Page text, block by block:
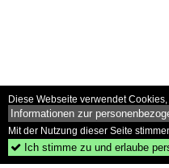
Diese Webseite verwendet
Informationen zur
Mit der Nutzung dieser Seite
 Ich stimme zu und erlaube